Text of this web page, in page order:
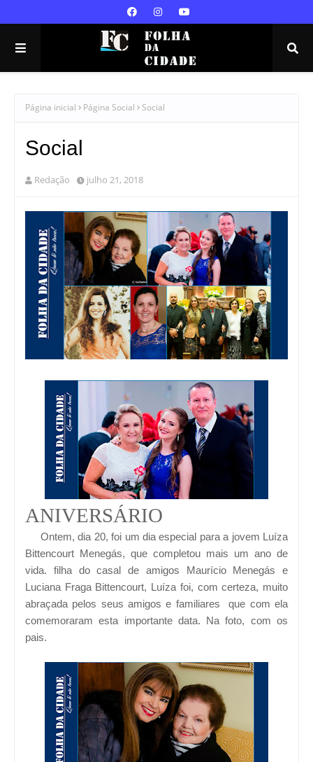
Página inicial Página Social Social
Social
Redação julho 21, 2018
ANIVERSÁRIO
Ontem, dia 20, foi um dia especial para a jovem Luíza
Bittencourt Menegás, que completou mais um ano de
vida. filha do casal de amigos Maurício Menegás e
Luciana Fraga Bittencourt, Luíza foi, com certeza, muito
abraçada pelos seus amigos e familiares que com ela
comemoraram esta importante data. Na foto, com os
pais.